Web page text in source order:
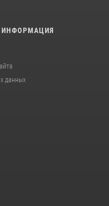
ИНФОРМАЦИЯ
данных